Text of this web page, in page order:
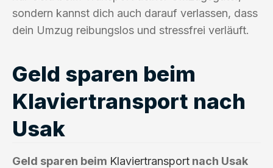
sondern kannst dich auch darauf verlassen, dass
dein Umzug reibungslos und stressfrei verläuft.
Geld sparen beim
Klaviertransport nach
Usak
Geld sparen beim Klaviertransport nach Usak